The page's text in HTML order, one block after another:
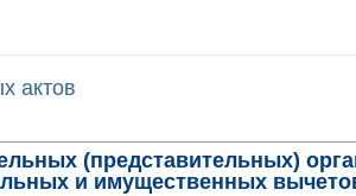
актов
(представительных)
и имущественных